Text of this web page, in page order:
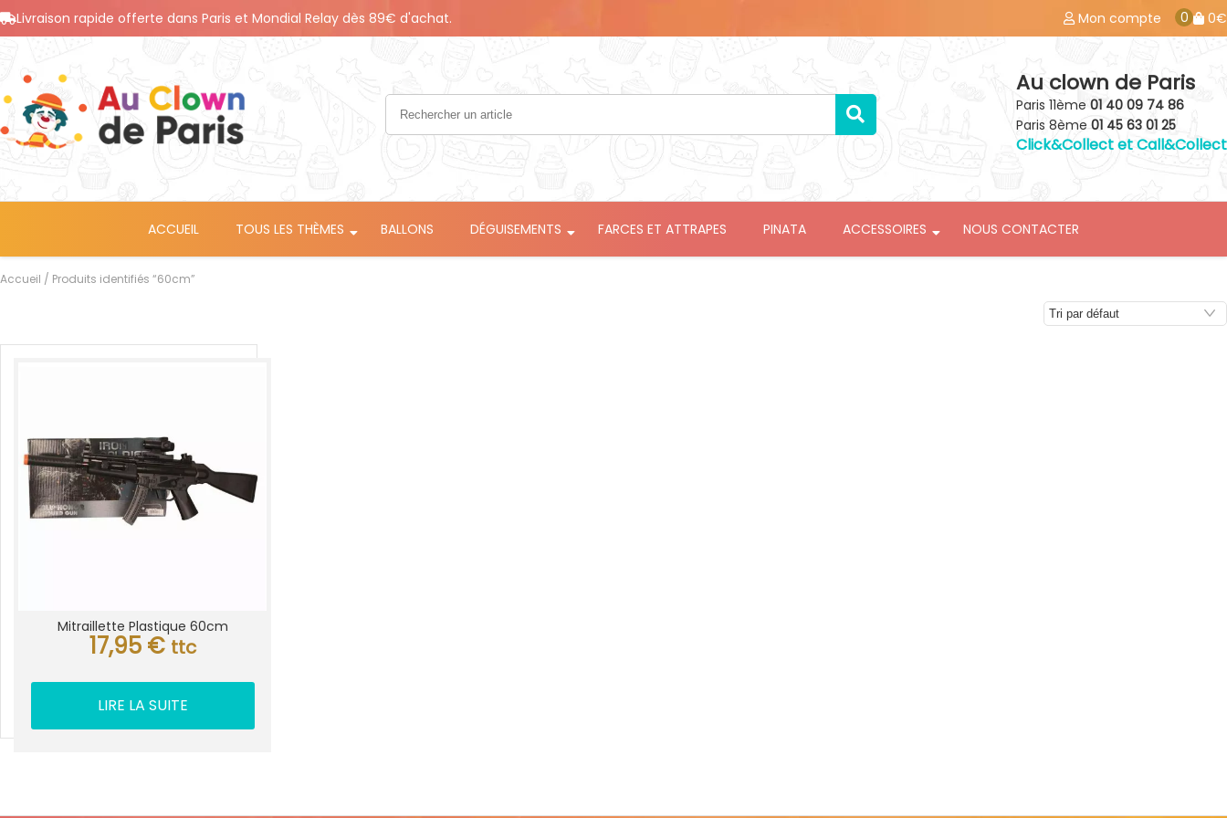
Livraison rapide offerte dans Paris et Mondial Relay dès 89€ d'achat. Mon compte 0 0€
Au clown de Paris
Paris 11ème 01 40 09 74 86
Paris 8ème 01 45 63 01 25
Click&Collect et Call&Collect
ACCUEIL TOUS LES THÈMES BALLONS DÉGUISEMENTS FARCES ET ATTRAPES PINATA ACCESSOIRES NOUS CONTACTER
Accueil / Produits identifiés “60cm”
Mitraillette Plastique 60cm
17,95 € ttc
LIRE LA SUITE